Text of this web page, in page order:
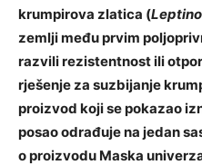
krumpirova zlatica (
zemlji među prvim
razvili rezistentnost ili
rješenje za suzbijanje
proizvod koji se pokazao
posao odrađuje na jedan
o proizvodu Maska